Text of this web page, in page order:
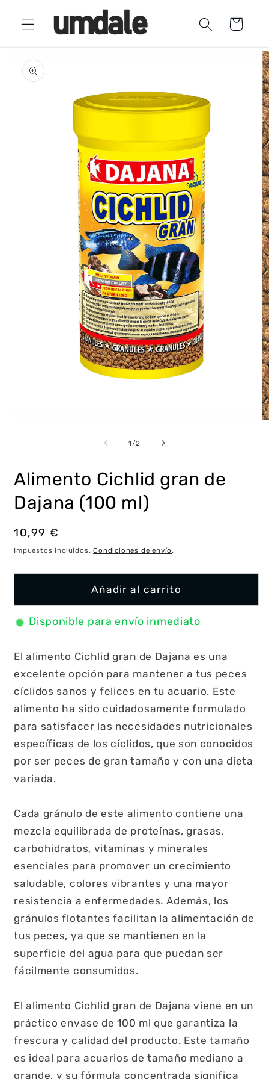
directamente
al contenido
Carrito
a la
información
ventana
modal
1/de
2
Alimento Cichlid gran de
Dajana (100 ml)
Precio
habitual
10,99 €
Impuestos incluidos.Condiciones de envío.
Añadir al carrito
Disponible para envío inmediato
El alimento Cichlid gran de Dajana es una
excelente opción para mantener a tus peces
cíclidos sanos y felices en tu acuario. Este
alimento ha sido cuidadosamente formulado
para satisfacer las necesidades nutricionales
específicas de los cíclidos, que son conocidos
por ser peces de gran tamaño y con una dieta
variada.
Cada gránulo de este alimento contiene una
mezcla equilibrada de proteínas, grasas,
carbohidratos, vitaminas y minerales
esenciales para promover un crecimiento
saludable, colores vibrantes y una mayor
resistencia a enfermedades. Además, los
gránulos flotantes facilitan la alimentación de
tus peces, ya que se mantienen en la
superficie del agua para que puedan ser
fácilmente consumidos.
El alimento Cichlid gran de Dajana viene en un
práctico envase de 100 ml que garantiza la
frescura y calidad del producto. Este tamaño
es ideal para acuarios de tamaño mediano a
grande, y su fórmula concentrada significa